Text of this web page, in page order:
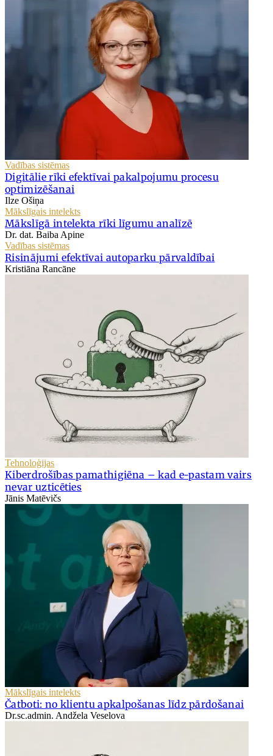
Vadības sistēmas
Digitālie rīki efektīvai pakalpojumu procesu
optimizēšanai
Ilze Ošiņa
Mākslīgais intelekts
Mākslīgā intelekta rīki līgumu analīzē
Dr. dat. Baiba Apine
Vadības sistēmas
Risinājumi efektīvai autoparku pārvaldībai
Kristiāna Rancāne
Tehnoloģijas
Kiberdrošības pamathigiēna – kad e-pastam vairs
nevar uzticēties
Jānis Matēvičs
Mākslīgais intelekts
Čatboti: no klientu apkalpošanas līdz pārdošanai
Dr.sc.admin. Andžela Veselova